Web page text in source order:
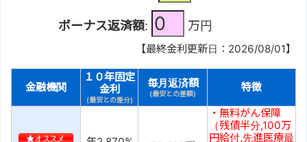
ボーナス返済額: 万円
【最終金利更新日：2026/08/01】
金融機関
１０年固定
金利
(最安との差分)
毎月返済額
(最安との差額) 特徴
・無料がん保障
（残債半分,100万
円給付,先進医療最